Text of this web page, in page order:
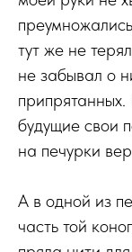
тут же не
не забывал о
будущие свои
на печурки
А в одной из
часть той